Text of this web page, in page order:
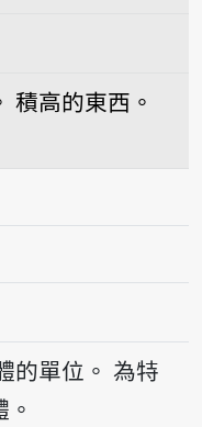
積高的東西。
的單位。 為特